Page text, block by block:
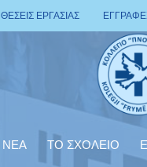
ΘΕΣΕΙΣ ΕΡΓΑΣΙΑΣ
ΝΕΑ ΤΟ ΣΧΟΛΕΙΟ